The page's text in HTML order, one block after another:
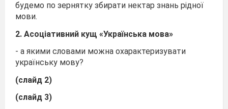
будемо по зернятку збирати нектар знань рідної
мови.
2. Асоціативний кущ «Українська мова»
- а якими словами можна охарактеризувати
українську мову?
(слайд 2)
(слайд 3)